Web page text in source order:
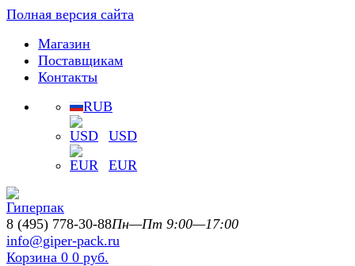
Полная версия сайта
Магазин
Поставщикам
Контакты
RUB
USD
EUR
8 (495) 778-30-88Пн—Пт 9:00—17:00
info@giper-pack.ru
Корзина 0 0 руб.